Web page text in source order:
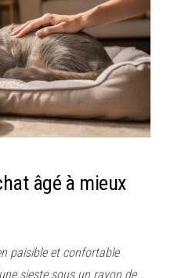
âgé à mieux
paisible et confortable
sieste sous un rayon de…